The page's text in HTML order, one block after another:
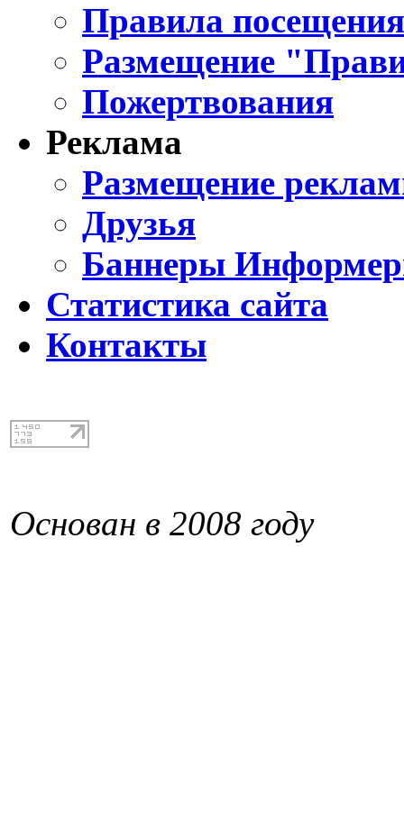
Правила
Размещение
Пожертвования
Реклама
Размещение
Друзья
Баннеры
Статистика сайта
Контакты
Основан в 2008 году